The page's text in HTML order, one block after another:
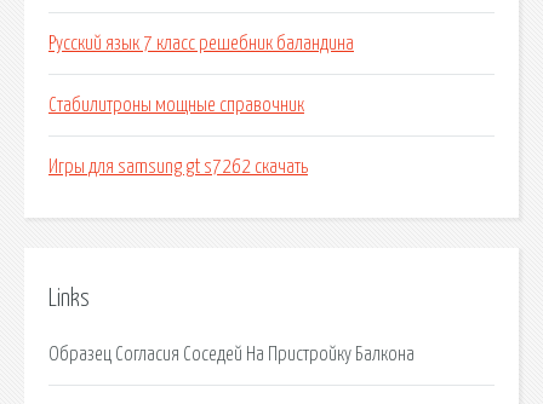
Русский язык 7 класс решебник баландина
Стабилитроны мощные справочник
Игры для samsung gt s7262 скачать
Links
Образец Согласия Соседей На Пристройку Балкона